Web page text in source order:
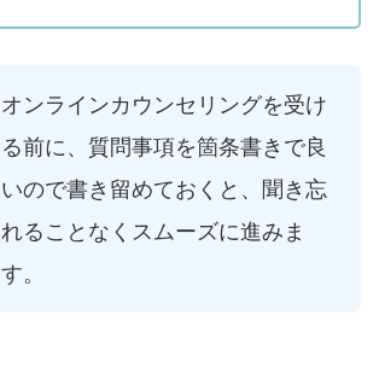
オンラインカウンセリングを受け
る前に、質問事項を箇条書きで良
いので書き留めておくと、聞き忘
れることなくスムーズに進みま
す。